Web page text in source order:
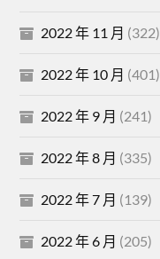
2022 年 11 月 (322)
2022 年 10 月 (401)
2022 年 9 月 (241)
2022 年 8 月 (335)
2022 年 7 月 (139)
2022 年 6 月 (205)